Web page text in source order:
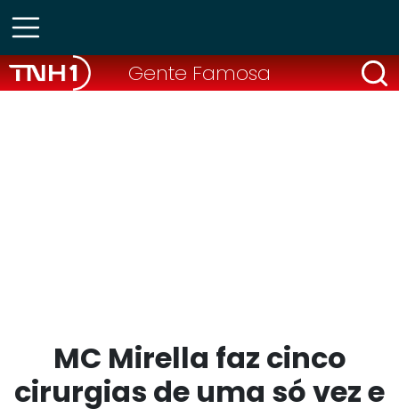
Gente Famosa
MC Mirella faz cinco
cirurgias de uma só vez e